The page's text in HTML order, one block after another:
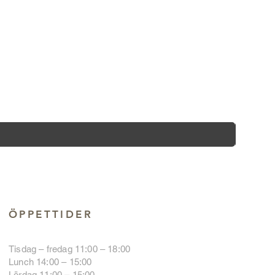
ÖPPETTIDER
Tisdag – fredag 11:00 – 18:00
Lunch 14:00 – 15:00